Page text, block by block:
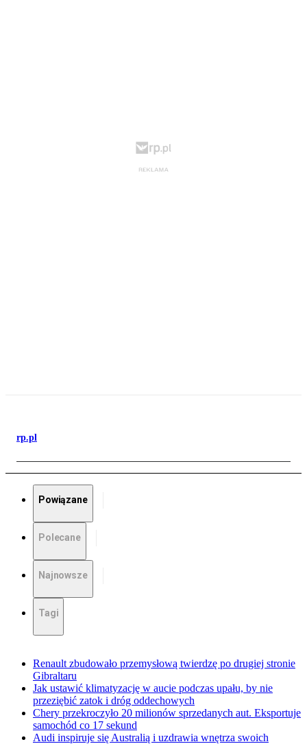
rp.pl
Powiązane
Polecane
Najnowsze
Tagi
Renault zbudowało przemysłową twierdzę po drugiej stronie
Gibraltaru
Jak ustawić klimatyzację w aucie podczas upału, by nie
przeziębić zatok i dróg oddechowych
Chery przekroczyło 20 milionów sprzedanych aut. Eksportuje
samochód co 17 sekund
Audi inspiruje się Australią i uzdrawia wnętrza swoich